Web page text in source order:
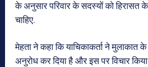
के अनुसार परिवार के सदस्यों को हिरासत
चाहिए.
मेहता ने कहा कि याचिकाकर्ता ने मुलाकात
अनुरोध कर दिया है और इस पर विचार